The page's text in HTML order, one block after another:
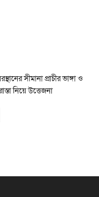
সীমানা প্রাচীর ভাঙ্গা ও
নিয়ে উত্তেজনা